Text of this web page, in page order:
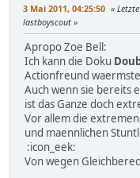
3 Mai 2011, 04:25:50
lastboyscout
Apropo Zoe Bell:
Ich kann die Doku
Actionfreund
Auch wenn sie bereits
ist das Ganze doch
Vor allem die
und maennlichen
:icon_eek:
Von wegen